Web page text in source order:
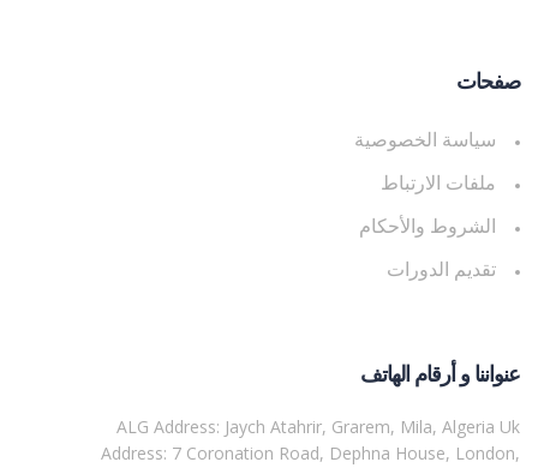
صفحات
سياسة الخصوصية
ملفات الارتباط
الشروط والأحكام
تقديم الدورات
عنواننا و أرقام الهاتف
ALG Address: Jaych Atahrir, Grarem, Mila, Algeria Uk
Address: 7 Coronation Road, Dephna House, London,